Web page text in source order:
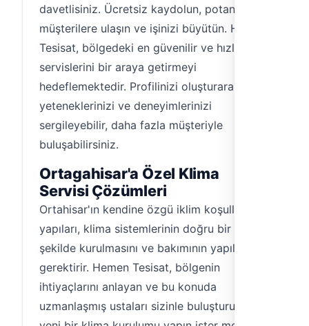
davetlisiniz. Ücretsiz kaydolun, potansiyel
müşterilere ulaşın ve işinizi büyütün. Hemen
Tesisat, bölgedeki en güvenilir ve hızlı klima
servislerini bir araya getirmeyi
hedeflemektedir. Profilinizi oluşturarak,
yeteneklerinizi ve deneyimlerinizi
sergileyebilir, daha fazla müşteriyle
buluşabilirsiniz.
Ortagahisar'a Özel Klima
Servisi Çözümleri
Ortahisar'ın kendine özgü iklim koşulları ve
yapıları, klima sistemlerinin doğru bir
şekilde kurulmasını ve bakımının yapılmasını
gerektirir. Hemen Tesisat, bölgenin
ihtiyaçlarını anlayan ve bu konuda
uzmanlaşmış ustaları sizinle buluşturur. İster